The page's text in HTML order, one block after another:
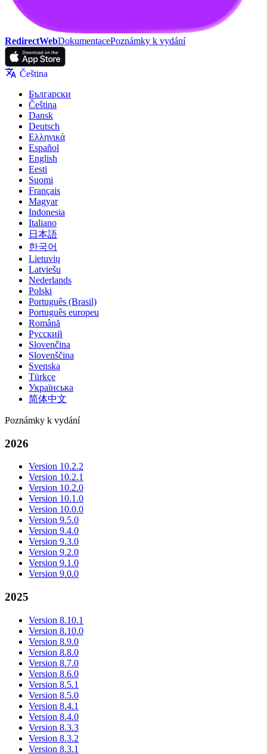
RedirectWebDokumentacePoznámky k vydání
Čeština
Български
Čeština
Dansk
Deutsch
Ελληνικά
Español
English
Eesti
Suomi
Français
Magyar
Indonesia
Italiano
日本語
한국어
Lietuvių
Latviešu
Nederlands
Polski
Português (Brasil)
Português europeu
Română
Русский
Slovenčina
Slovenščina
Svenska
Türkçe
Українська
简体中文
Poznámky k vydání
2026
Version 10.2.2
Version 10.2.1
Version 10.2.0
Version 10.1.0
Version 10.0.0
Version 9.5.0
Version 9.4.0
Version 9.3.0
Version 9.2.0
Version 9.1.0
Version 9.0.0
2025
Version 8.10.1
Version 8.10.0
Version 8.9.0
Version 8.8.0
Version 8.7.0
Version 8.6.0
Version 8.5.1
Version 8.5.0
Version 8.4.1
Version 8.4.0
Version 8.3.3
Version 8.3.2
Version 8.3.1